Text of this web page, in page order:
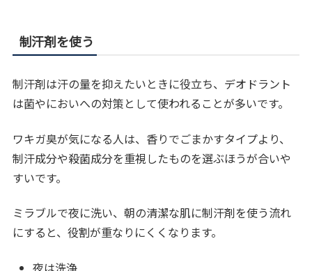
制汗剤を使う
制汗剤は汗の量を抑えたいときに役立ち、デオドラント
は菌やにおいへの対策として使われることが多いです。
ワキガ臭が気になる人は、香りでごまかすタイプより、
制汗成分や殺菌成分を重視したものを選ぶほうが合いや
すいです。
ミラブルで夜に洗い、朝の清潔な肌に制汗剤を使う流れ
にすると、役割が重なりにくくなります。
夜は洗浄